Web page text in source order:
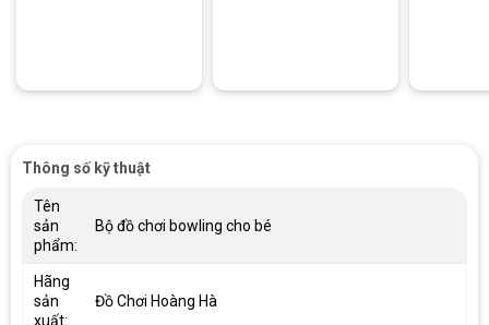
Thông số kỹ thuật
Tên
sản
phẩm:
Bộ đồ chơi bowling cho bé
Hãng
sản
xuất:
Đồ Chơi Hoàng Hà